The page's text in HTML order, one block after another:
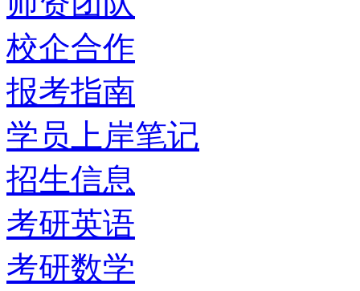
校企合作
报考指南
学员上岸笔记
招生信息
考研英语
考研数学